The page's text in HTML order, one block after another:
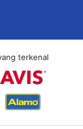
terkenal